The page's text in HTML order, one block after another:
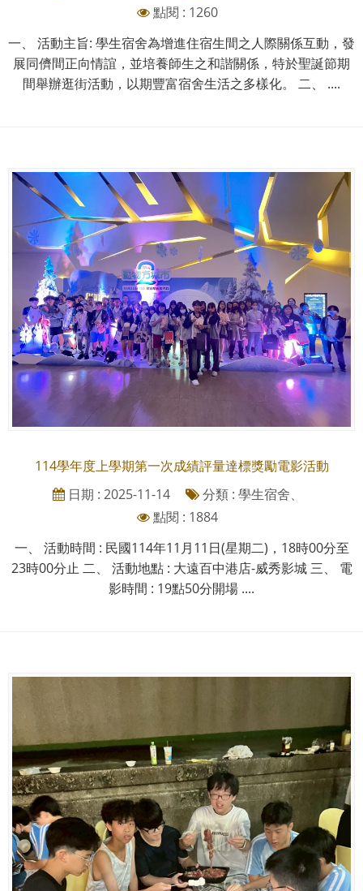
點閱 : 1260
一、 活動主旨: 學生宿舍為增進住宿生間之人際關係互動，發
展同儕間正向情誼，並培養師生之和諧關係，特於聖誕節期
間舉辦逛街活動，以期豐富宿舍生活之多樣化。 二、 ....
114學年度上學期第一次成績評量達標獎勵電影活動
日期 : 2025-11-14
分類 : 學生宿舍、
點閱 : 1884
一、 活動時間 : 民國114年11月11日(星期二)，18時00分至
23時00分止 二、 活動地點 : 大遠百中港店-威秀影城 三、 電
影時間 : 19點50分開場 ....